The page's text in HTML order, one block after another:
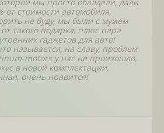
от стоимости автомобиля,
не буду, мы были с мужем
такого подарка, плюс пара
гаджетов для авто!
называется, на славу, проблем
motors у нас не произошло,
в новой комплектации,
очень нравится!